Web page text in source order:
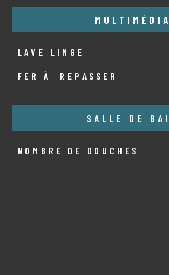
MULTIMÉDIA
LAVE LINGE
FER À REPASSER
SALLE DE
NOMBRE DE DOUCHES